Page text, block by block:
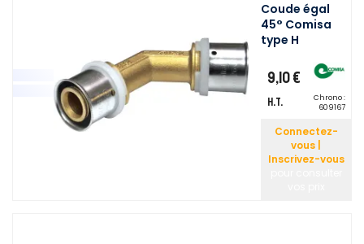
Coude égal
45° Comisa
type H
9,10 €
H.T.
Chrono :
609167
Connectez-
vous |
Inscrivez-vous